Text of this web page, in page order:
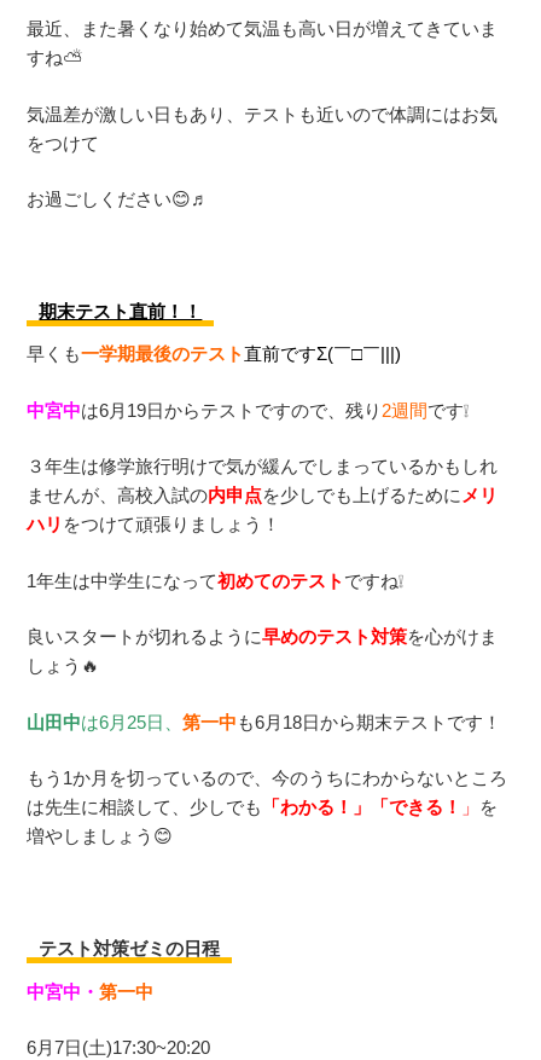
最近、また暑くなり始めて気温も高い日が増えてきていま
すね⛅
気温差が激しい日もあり、テストも近いので体調にはお気
をつけて
お過ごしください😊♬
期末テスト直前！！
早くも一学期最後のテスト直前ですΣ(￣□￣|||)
中宮中は6月19日からテストですので、残り 2週間です❕
３年生は修学旅行明けで気が緩んでしまっているかもしれ
ませんが、高校入試の内申点を少しでも上げるためにメリ
ハリ をつけて頑張りましょう！
1年生は中学生になって初めてのテスト ですね❕
良いスタートが切れるように早めのテスト対策を心がけま
しょう🔥
山田中は6月25日、第一中 も6月18日から期末テストです！
もう1か月を切っているので、今のうちにわからないところ
は先生に相談して、少しでも
「わかる！」「できる！ 」 を
増やしましょう😊
テスト対策ゼミの日程
中宮中・第一中
6月7日(土)17:30~20:20